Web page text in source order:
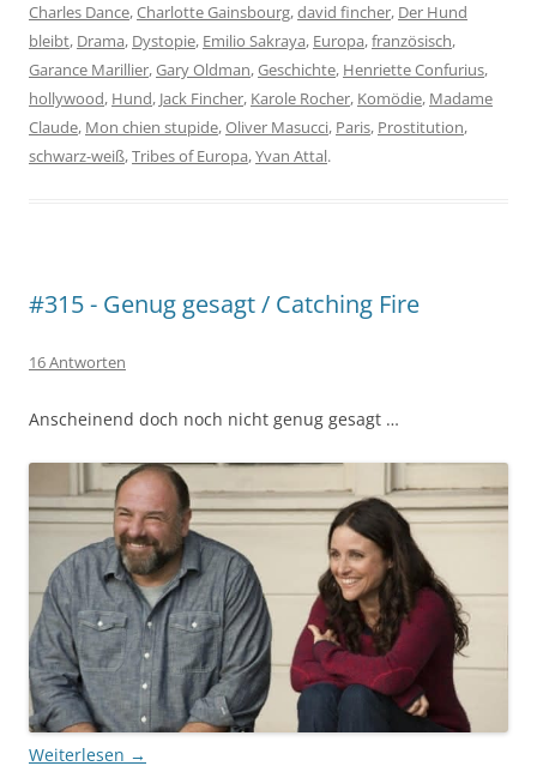
Charles Dance,Charlotte Gainsbourg,david fincher, Der Hund
bleibt, Drama, Dystopie, Emilio Sakraya, Europa,französisch,
Garance Marillier,Gary Oldman,Geschichte, Henriette Confurius,
hollywood, Hund, Jack Fincher, Karole Rocher, Komödie, Madame
Claude, Mon chien stupide,Oliver Masucci, Paris, Prostitution,
schwarz-weiß,Tribes of Europa,Yvan Attal.
#315 - Genug gesagt / Catching Fire
16 Antworten
Anscheinend doch noch nicht genug gesagt …
Weiterlesen →